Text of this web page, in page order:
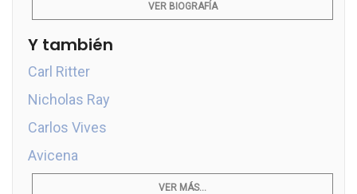
VER BIOGRAFÍA
Y también
Carl Ritter
Nicholas Ray
Carlos Vives
Avicena
VER MÁS...